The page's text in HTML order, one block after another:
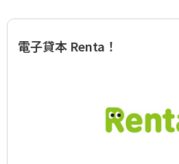
電子貸本 Renta！